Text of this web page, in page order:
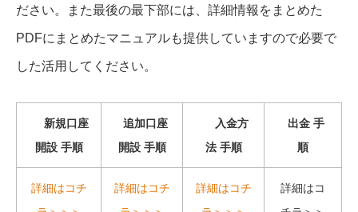
ださい。また最後の最下部には、詳細情報をまとめた
PDFにまとめたマニュアルも提供していますので必要で
した活用してください。
新規口座
開設 手順
追加口座
開設 手順
入金方
法 手順
出金 手
順
詳細はコチ
詳細はコチ
詳細はコチ
詳細はコ